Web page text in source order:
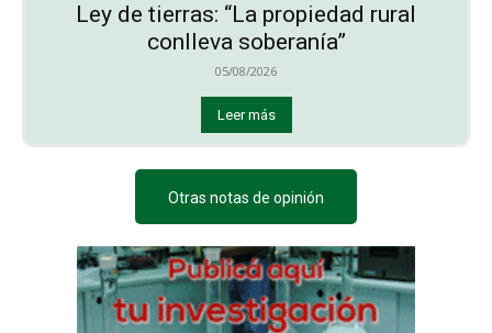
Ley de tierras: “La propiedad rural
conlleva soberanía”
05/08/2026
Leer más
Otras notas de opinión